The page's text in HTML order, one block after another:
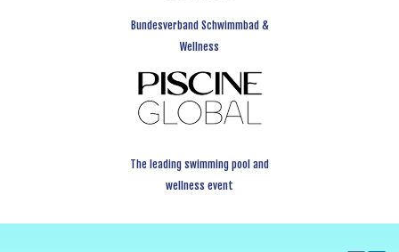
Bundesverband Schwimmbad &
Wellness
The leading swimming pool and
wellness event